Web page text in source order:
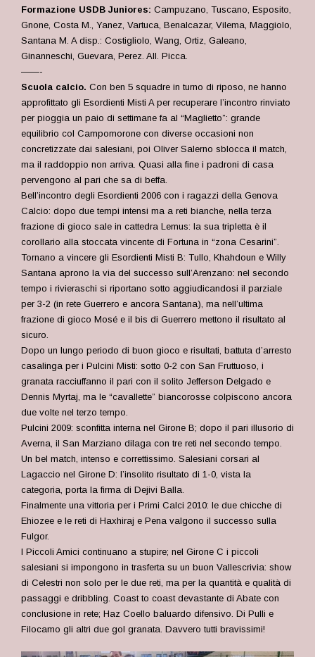
Formazione USDB Juniores: Campuzano, Tuscano, Esposito,
Gnone, Costa M., Yanez, Vartuca, Benalcazar, Vilema, Maggiolo,
Santana M. A disp.: Costigliolo, Wang, Ortiz, Galeano,
Ginanneschi, Guevara, Perez. All. Picca.
——-
Scuola calcio. Con ben 5 squadre in turno di riposo, ne hanno
approfittato gli Esordienti Misti A per recuperare l’incontro rinviato
per pioggia un paio di settimane fa al “Maglietto”: grande
equilibrio col Campomorone con diverse occasioni non
concretizzate dai salesiani, poi Oliver Salerno sblocca il match,
ma il raddoppio non arriva. Quasi alla fine i padroni di casa
pervengono al pari che sa di beffa.
Bell’incontro degli Esordienti 2006 con i ragazzi della Genova
Calcio: dopo due tempi intensi ma a reti bianche, nella terza
frazione di gioco sale in cattedra Lemus: la sua tripletta è il
corollario alla stoccata vincente di Fortuna in “zona Cesarini”.
Tornano a vincere gli Esordienti Misti B: Tullo, Khahdoun e Willy
Santana aprono la via del successo sull’Arenzano: nel secondo
tempo i rivieraschi si riportano sotto aggiudicandosi il parziale
per 3-2 (in rete Guerrero e ancora Santana), ma nell’ultima
frazione di gioco Mosé e il bis di Guerrero mettono il risultato al
sicuro.
Dopo un lungo periodo di buon gioco e risultati, battuta d’arresto
casalinga per i Pulcini Misti: sotto 0-2 con San Fruttuoso, i
granata racciuffanno il pari con il solito Jefferson Delgado e
Dennis Myrtaj, ma le “cavallette” biancorosse colpiscono ancora
due volte nel terzo tempo.
Pulcini 2009: sconfitta interna nel Girone B; dopo il pari illusorio di
Averna, il San Marziano dilaga con tre reti nel secondo tempo.
Un bel match, intenso e correttissimo. Salesiani corsari al
Lagaccio nel Girone D: l’insolito risultato di 1-0, vista la
categoria, porta la firma di Dejivi Balla.
Finalmente una vittoria per i Primi Calci 2010: le due chicche di
Ehiozee e le reti di Haxhiraj e Pena valgono il successo sulla
Fulgor.
I Piccoli Amici continuano a stupire; nel Girone C i piccoli
salesiani si impongono in trasferta su un buon Vallescrivia: show
di Celestri non solo per le due reti, ma per la quantità e qualità di
passaggi e dribbling. Coast to coast devastante di Abate con
conclusione in rete; Haz Coello baluardo difensivo. Di Pulli e
Filocamo gli altri due gol granata. Davvero tutti bravissimi!